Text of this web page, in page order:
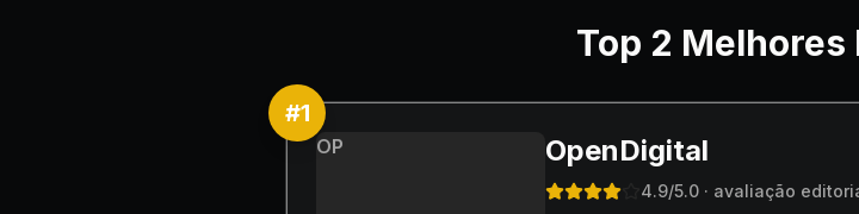
Top 2 Melhores
#1
OP OpenDigital
4.9/5.0 · avaliação